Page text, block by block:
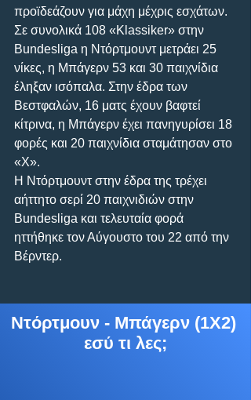
προϊδεάζουν για μάχη μέχρις εσχάτων.
Σε συνολικά 108 «Klassiker» στην
Bundesliga η Ντόρτμουντ μετράει 25
νίκες, η Μπάγερν 53 και 30 παιχνίδια
έληξαν ισόπαλα. Στην έδρα των
Βεστφαλών, 16 ματς έχουν βαφτεί
κίτρινα, η Μπάγερν έχει πανηγυρίσει 18
φορές και 20 παιχνίδια σταμάτησαν στο
«Χ».
Η Ντόρτμουντ στην έδρα της τρέχει
αήττητο σερί 20 παιχνιδιών στην
Bundesliga και τελευταία φορά
ηττήθηκε τον Αύγουστο του 22 από την
Βέρντερ.
Ντόρτμουν - Μπάγερν (1Χ2)
εσύ τι λες;